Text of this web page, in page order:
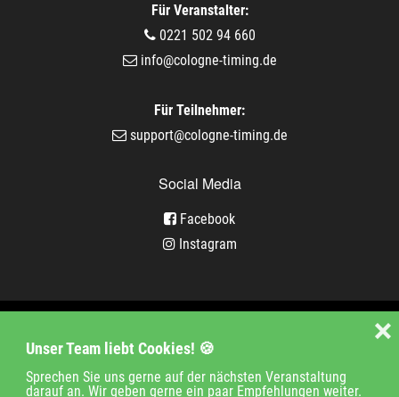
Unser Team liebt Cookies! 🍪
Sprechen Sie uns gerne auf der nächsten Veranstaltung
darauf an. Wir geben gerne ein paar Empfehlungen weiter.
❌
Für Veranstalter:
0221 502 94 660
info@cologne-timing.de
Für Teilnehmer:
support@cologne-timing.de
Social Media
Facebook
Instagram
Unternehmen
Jobs Kontakt